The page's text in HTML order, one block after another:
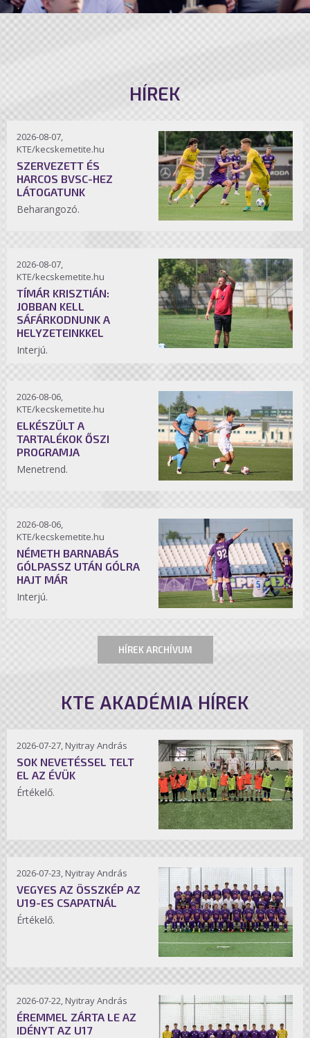
HÍREK
2026-08-07,
KTE/kecskemetite.hu
SZERVEZETT ÉS
HARCOS BVSC-HEZ
LÁTOGATUNK
Beharangozó.
2026-08-07,
KTE/kecskemetite.hu
TÍMÁR KRISZTIÁN:
JOBBAN KELL
SÁFÁRKODNUNK A
HELYZETEINKKEL
Interjú.
2026-08-06,
KTE/kecskemetite.hu
ELKÉSZÜLT A
TARTALÉKOK ŐSZI
PROGRAMJA
Menetrend.
2026-08-06,
KTE/kecskemetite.hu
NÉMETH BARNABÁS
GÓLPASSZ UTÁN GÓLRA
HAJT MÁR
Interjú.
HÍREK ARCHÍVUM
KTE AKADÉMIA HÍREK
2026-07-27, Nyitray András
SOK NEVETÉSSEL TELT
EL AZ ÉVÜK
Értékelő.
2026-07-23, Nyitray András
VEGYES AZ ÖSSZKÉP AZ
U19-ES CSAPATNÁL
Értékelő.
2026-07-22, Nyitray András
ÉREMMEL ZÁRTA LE AZ
IDÉNYT AZ U17